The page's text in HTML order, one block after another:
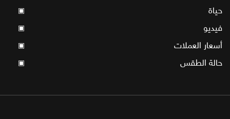
حياة ▣
فيديو ▣
أسعار العملات ▣
حالة الطقس ▣